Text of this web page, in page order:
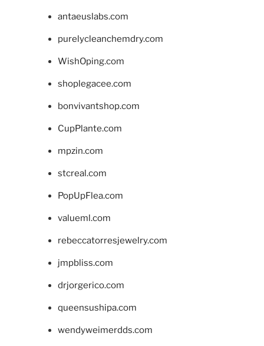
antaeuslabs.com
purelycleanchemdry.com
WishOping.com
shoplegacee.com
bonvivantshop.com
CupPlante.com
mpzin.com
stcreal.com
PopUpFlea.com
valueml.com
rebeccatorresjewelry.com
jmpbliss.com
drjorgerico.com
queensushipa.com
wendyweimerdds.com